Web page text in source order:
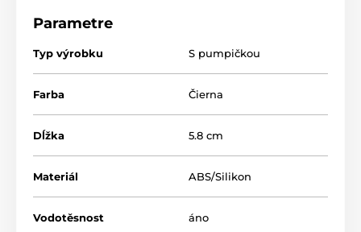
Parametre
Typ výrobku S pumpičkou
Farba Čierna
Dĺžka 5.8 cm
Materiál ABS/Silikon
Vodotěsnost áno